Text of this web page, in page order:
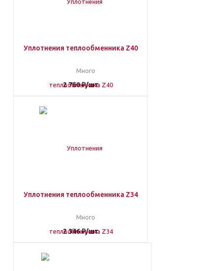
Уплотнения теплообменника Z40
Много
2 760₽/шт
Уплотнения теплообменника Z34
Много
2 346₽/шт